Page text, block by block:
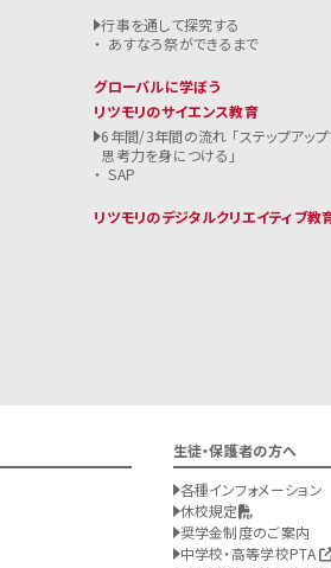
行事を通して探究する
あすなろ祭ができるまで
グローバルに学ぼう
リツモリのサイエンス教育
6年間/3年間の流れ 「ステップアッ
思考力を身につける」
SAP
リツモリのデジタルクリエイティブ教
生徒・保護者の方へ
各種インフォメーション
休校規定
奨学金制度のご案内
中学校・高等学校PTA